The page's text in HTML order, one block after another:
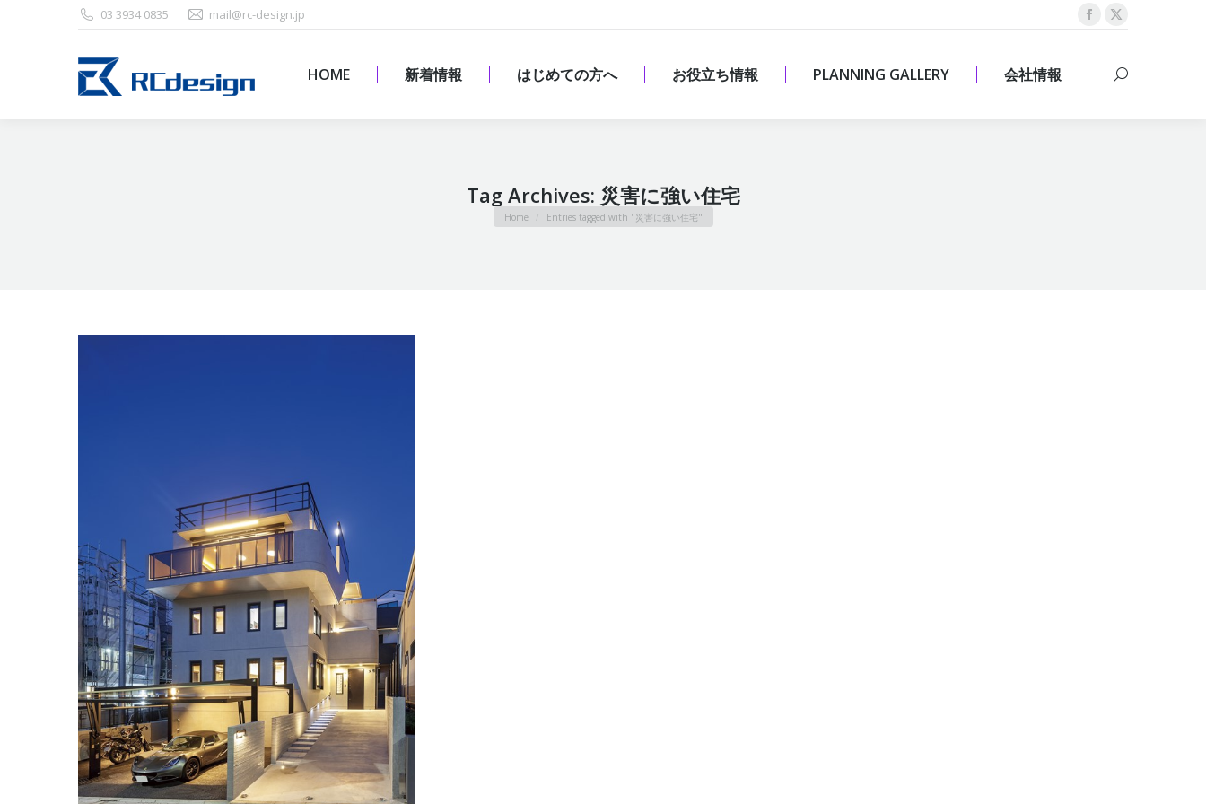
03 3934 0835 mail@rc-design.jp
Facebook
opens
X
opens
HOME 新着情報 はじめての方へ お役立ち情報 PLANNING GALLERY 会社情報 Search:
Tag Archives: 災害に強い住宅
You are here:
Home Entries tagged with "災害に強い住宅"
HOME 新着情報 はじめての方へ お役立ち情報 PLANNING GALLERY 会社情報 Search: